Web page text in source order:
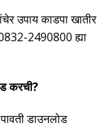
उपाय काडपा खातीर
2490800 ह्या
करची?
डाउनलोड